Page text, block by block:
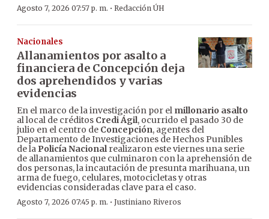
Agosto 7, 2026 07:57 p. m. · Redacción ÚH
Nacionales
Allanamientos por asalto a
financiera de Concepción deja
dos aprehendidos y varias
evidencias
En el marco de la investigación por el millonario asalto
al local de créditos Credi Ágil, ocurrido el pasado 30 de
julio en el centro de Concepción, agentes del
Departamento de Investigaciones de Hechos Punibles
de la Policía Nacionalrealizaron este viernes una serie
de allanamientos que culminaron con la aprehensión de
dos personas, la incautación de presunta marihuana, un
arma de fuego, celulares, motocicletas y otras
evidencias consideradas clave para el caso.
Agosto 7, 2026 07:45 p. m. · Justiniano Riveros